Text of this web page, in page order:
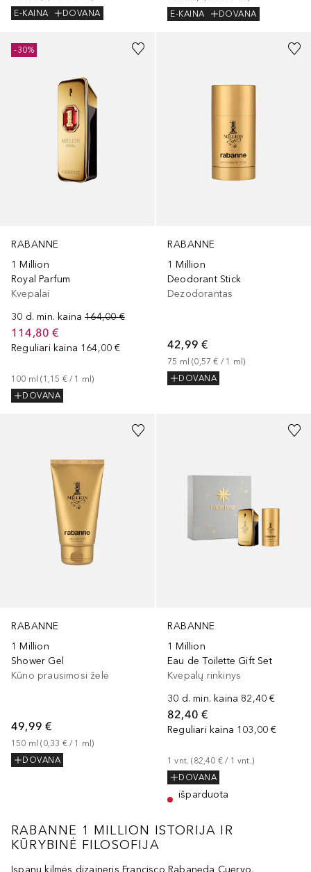
E-KAINA
DOVANA
E-KAINA
DOVANA
RABANNE
1 Million
Royal Parfum
Kvepalai
30 d. min. kaina 164,00 €
114,80 €
Reguliari kaina 164,00 €
100 ml (1,15 € / 1 ml)
DOVANA
-30%
RABANNE
1 Million
Deodorant Stick
Dezodorantas
42,99 €
75 ml (0,57 € / 1 ml)
DOVANA
RABANNE
1 Million
Shower Gel
Kūno prausimosi želė
49,99 €
150 ml (0,33 € / 1 ml)
DOVANA
RABANNE
1 Million
Eau de Toilette Gift Set
Kvepalų rinkinys
30 d. min. kaina 82,40 €
82,40 €
Reguliari kaina 103,00 €
1 vnt. (82,40 € / 1 vnt. )
DOVANA
išparduota
RABANNE 1 MILLION ISTORIJA IR
KŪRYBINĖ FILOSOFIJA